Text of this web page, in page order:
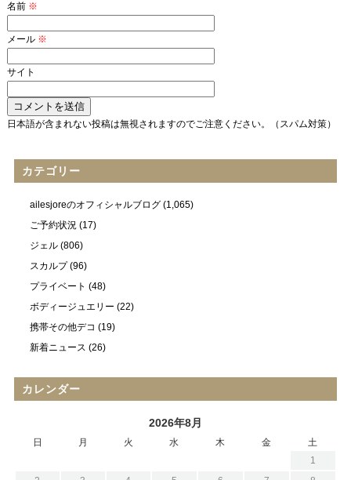
名前 ※
メール ※
サイト
日本語が含まれない投稿は無視されますのでご注意ください。（スパム対策）
カテゴリー
ailesjoreのオフィシャルブログ(1,065)
ご予約状況(17)
ジェル(806)
スカルプ(96)
プライベート (48)
ボディージュエリー (22)
携帯その他デコ (19)
新着ニュース (26)
カレンダー
2026年8月
日 月 火 水 木 金
土
1